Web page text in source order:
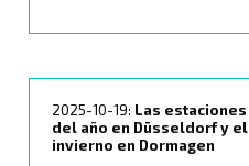
2025-10-19: Las estaciones
del año en Düsseldorf y el
invierno en Dormagen